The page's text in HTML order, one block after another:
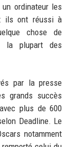
ordinateur les
ils ont réussi à
chose de
la plupart des
par la presse
grands succès
plus de 600
Deadline. Le
notamment